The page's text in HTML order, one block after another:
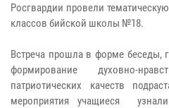
Росгвардии провели
классов бийской школы №18.
Встреча прошла в форме беседы,
формирование духовно-
патриотических качеств
мероприятия учащиеся